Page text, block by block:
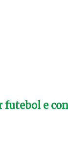
futebol e